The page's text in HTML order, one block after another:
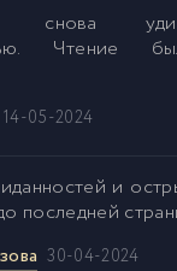
снова
Чтение
14-05-2024
и
последней
30-04-2024